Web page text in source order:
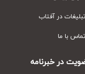
در آفتاب
با ما
در خبرنامه